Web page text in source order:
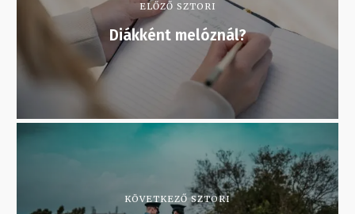
ELŐZŐ SZTORI
Diákként melóznál?
KÖVETKEZŐ SZTORI